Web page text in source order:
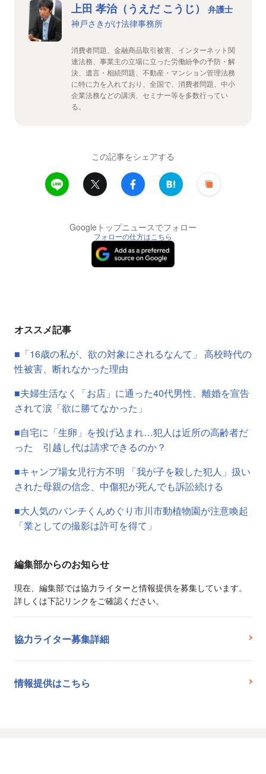
上田 孝治（うえだ こうじ）
弁護士
神戸さきがけ法律事務所
消費者問題、金融商品取引被害、インターネット関
連法務、事業主の立場に立った労働紛争の予防・解
決、遺言・相続問題、不動産・マンション管理法務
に特に力を入れており、全国で、消費者問題、中小
企業法務などの講演、セミナー等を多数行ってい
る。
この記事をシェアする
Googleトップニュースでフォロー
フォローの仕方はこちら
オススメ記事
■「16歳の私が、欲の対象にされるなんて」 高校時代の
性被害、断れなかった理由
■夫婦生活なく「お店」に通った40代男性、離婚を宣告
されて涙「欲に勝てなかった」
■自宅に「生卵」を投げ込まれ…犯人は近所の高齢者だ
った 引越し代は請求できるのか？
■キャンプ場女児行方不明 「我が子を殺した犯人」扱い
された母親の信念、中傷犯が死んでも訴訟続ける
■大人気のパンチくんめぐり市川市動植物園が注意喚起
「業としての撮影は許可を得て」
編集部からのお知らせ
現在、編集部では協力ライターと情報提供を募集しています。
詳しくは下記リンクをご確認ください。
協力ライター募集詳細
情報提供はこちら